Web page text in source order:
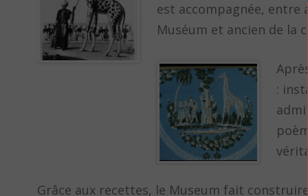
est accompagnée, entre
Muséum et ancien de la
:
Grâce aux recettes, le Museum fait